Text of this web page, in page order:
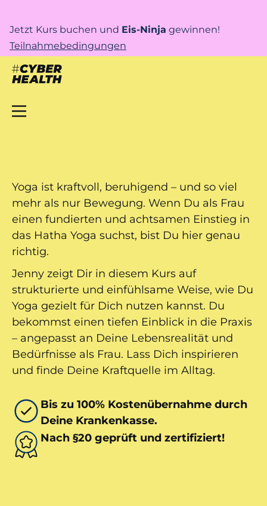
Jetzt Kurs buchen und Eis-Ninja gewinnen!
Teilnahmebedingungen
Yoga ist kraftvoll, beruhigend – und so viel
mehr als nur Bewegung. Wenn Du als Frau
einen fundierten und achtsamen Einstieg in
das Hatha Yoga suchst, bist Du hier genau
richtig.
Jenny zeigt Dir in diesem Kurs auf
strukturierte und einfühlsame Weise, wie Du
Yoga gezielt für Dich nutzen kannst. Du
bekommst einen tiefen Einblick in die Praxis
– angepasst an Deine Lebensrealität und
Bedürfnisse als Frau. Lass Dich inspirieren
und finde Deine Kraftquelle im Alltag.
Bis zu 100% Kostenübernahme durch
Deine Krankenkasse.
Nach §20 geprüft und zertifiziert!